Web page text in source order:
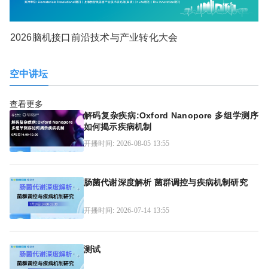
2026脑机接口前沿技术与产业转化大会
空中讲坛
查看更多
解码复杂疾病:Oxford Nanopore 多组学测序
如何揭示疾病机制
开播时间: 2026-08-05 13:55
肠菌代谢深度解析 菌群调控与疾病机制研究
开播时间: 2026-07-14 13:55
测试